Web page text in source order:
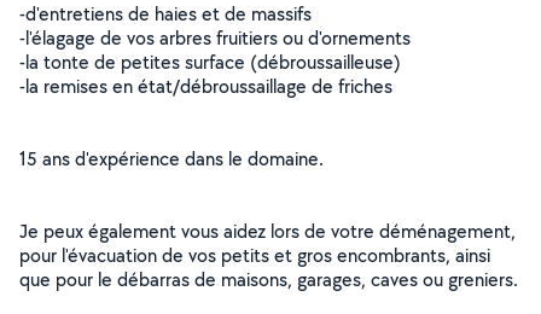
-d'entretiens de haies et de massifs
-l'élagage de vos arbres fruitiers ou d'ornements
-la tonte de petites surface (débroussailleuse)
-la remises en état/débroussaillage de friches
15 ans d'expérience dans le domaine.
Je peux également vous aidez lors de votre déménagement,
pour l'évacuation de vos petits et gros encombrants, ainsi
que pour le débarras de maisons, garages, caves ou greniers.